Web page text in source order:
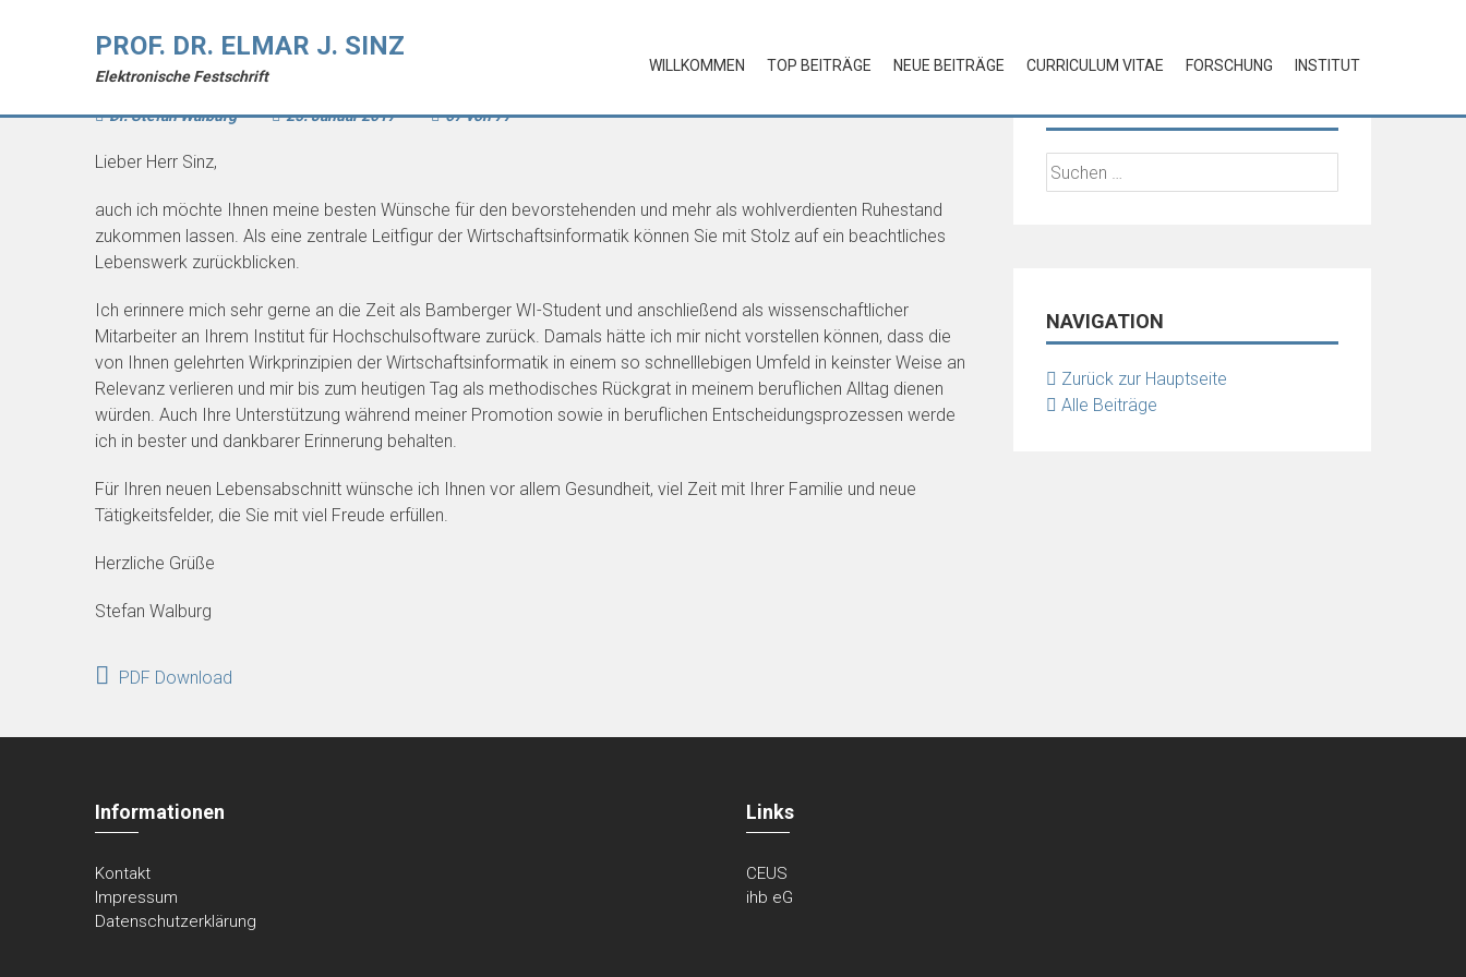
PROF. DR. ELMAR J. SINZ
Elektronische Festschrift
WILLKOMMEN TOP BEITRÄGE NEUE BEITRÄGE CURRICULUM VITAE FORSCHUNG INSTITUT
Grußwort von Stefan Walburg
Dr. Stefan Walburg - 25. Januar 2017 - 67 von 77
Lieber Herr Sinz,
auch ich möchte Ihnen meine besten Wünsche für den bevorstehenden und mehr als wohlverdienten Ruhestand
zukommen lassen. Als eine zentrale Leitfigur der Wirtschaftsinformatik können Sie mit Stolz auf ein beachtliches
Lebenswerk zurückblicken.
Ich erinnere mich sehr gerne an die Zeit als Bamberger WI-Student und anschließend als wissenschaftlicher
Mitarbeiter an Ihrem Institut für Hochschulsoftware zurück. Damals hätte ich mir nicht vorstellen können, dass die
von Ihnen gelehrten Wirkprinzipien der Wirtschaftsinformatik in einem so schnelllebigen Umfeld in keinster Weise an
Relevanz verlieren und mir bis zum heutigen Tag als methodisches Rückgrat in meinem beruflichen Alltag dienen
würden. Auch Ihre Unterstützung während meiner Promotion sowie in beruflichen Entscheidungsprozessen werde
ich in bester und dankbarer Erinnerung behalten.
Für Ihren neuen Lebensabschnitt wünsche ich Ihnen vor allem Gesundheit, viel Zeit mit Ihrer Familie und neue
Tätigkeitsfelder, die Sie mit viel Freude erfüllen.
Herzliche Grüße
Stefan Walburg
PDF Download
Suchen
nach:
NAVIGATION
Zurück zur Hauptseite
Alle Beiträge
Informationen
Kontakt
Impressum
Datenschutzerklärung
Links
CEUS
ihb eG